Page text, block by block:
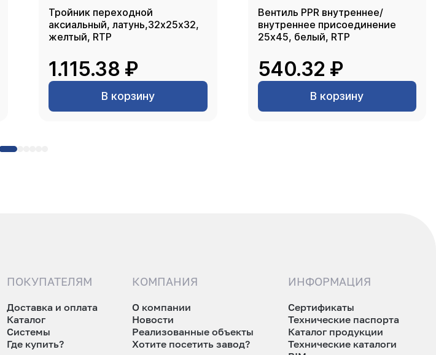
Тройник переходной
аксиальный, латунь,32х25х32,
желтый, RTP
1.115.38 ₽
В корзину
Вентиль PPR внутреннее/
внутреннее присоединение
25х45, белый, RTP
540.32 ₽
В корзину
ПОКУПАТЕЛЯМ
Доставка и оплата
Каталог
Системы
Где купить?
КОМПАНИЯ
О компании
Новости
Реализованные объекты
Хотите посетить завод?
ИНФОРМАЦИЯ
Сертификаты
Технические паспорта
Каталог продукции
Технические каталоги